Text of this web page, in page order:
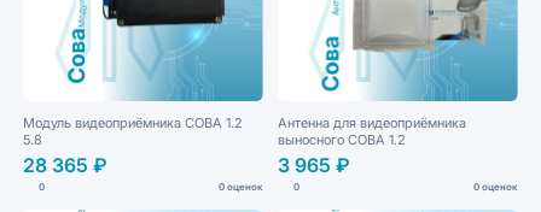
Модуль видеоприёмника СОВА 1.2
5.8
28 365 ₽
0 0 оценок
Антенна для видеоприёмника
выносного СОВА 1.2
3 965 ₽
0 0 оценок